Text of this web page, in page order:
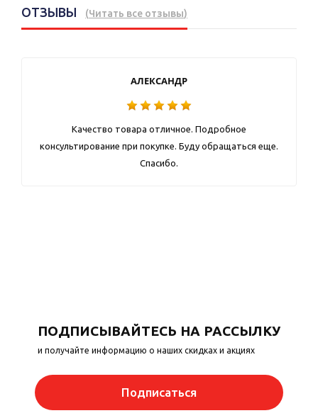
ОТЗЫВЫ (Читать все отзывы)
АЛЕКСАНДР
Качество товара отличное. Подробное
консультирование при покупке. Буду обращаться еще.
Спасибо.
ПОДПИСЫВАЙТЕСЬ НА РАССЫЛКУ
и получайте информацию о наших скидках и акциях
Подписаться